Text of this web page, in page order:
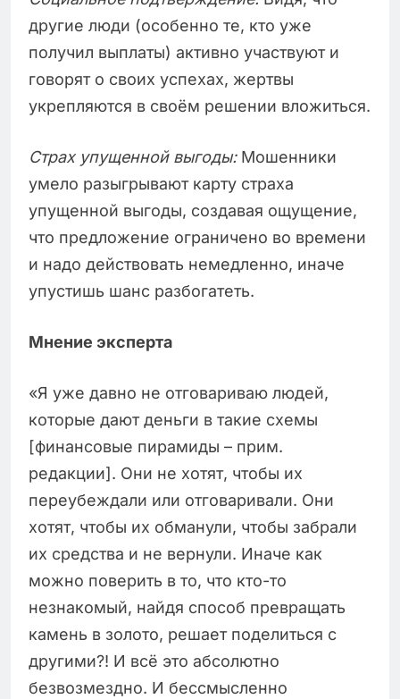
другие люди (особенно те, кто уже
получил выплаты) активно участвуют и
говорят о своих успехах, жертвы
укрепляются в своём решении вложиться.
Страх упущенной выгоды: Мошенники
умело разыгрывают карту страха
упущенной выгоды, создавая ощущение,
что предложение ограничено во времени
и надо действовать немедленно, иначе
упустишь шанс разбогатеть.
Мнение эксперта
«Я уже давно не отговариваю людей,
которые дают деньги в такие схемы
[финансовые пирамиды – прим.
редакции]. Они не хотят, чтобы их
переубеждали или отговаривали. Они
хотят, чтобы их обманули, чтобы забрали
их средства и не вернули. Иначе как
можно поверить в то, что кто-то
незнакомый, найдя способ превращать
камень в золото, решает поделиться с
другими?! И всё это абсолютно
безвозмездно. И бессмысленно